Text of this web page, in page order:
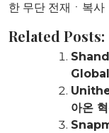
한 무단 전재ㆍ복사
Related Posts:
아온